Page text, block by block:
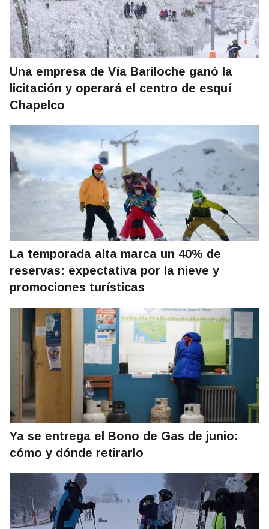
Una empresa de Vía Bariloche ganó la
licitación y operará el centro de esquí
Chapelco
La temporada alta marca un 40% de
reservas: expectativa por la nieve y
promociones turísticas
Ya se entrega el Bono de Gas de junio:
cómo y dónde retirarlo